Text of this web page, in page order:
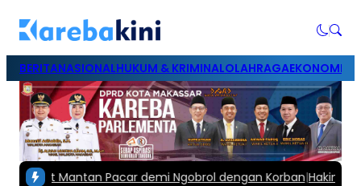
BERITANASIONALHUKUM & KRIMINALOLAHRAGAEKONOMI &
Mantan Pacar demi Ngobrol dengan Korban|Hakim